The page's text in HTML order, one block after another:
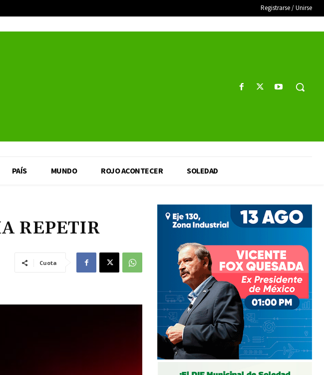
Registrarse / Unirse
PAÍS MUNDO ROJO ACONTECER SOLEDAD
REPETIR
Cuota